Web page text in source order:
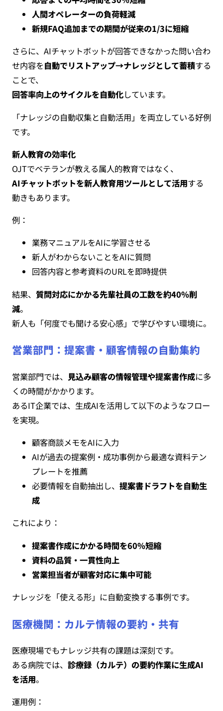
人間オペレーターの負荷軽減
新規FAQ追加までの期間が従来の1/3に短縮
さらに、AIチャットボットが回答できなかった問い合わ
せ内容を自動でリストアップ→ナレッジとして蓄積する
ことで、
回答率向上のサイクルを自動化しています。
「ナレッジの自動収集と自動活用」を両立している好例
です。
新人教育の効率化
OJTでベテランが教える属人的教育ではなく、
AIチャットボットを新人教育用ツールとして活用する
動きもあります。
例：
業務マニュアルをAIに学習させる
新人がわからないことをAIに質問
回答内容と参考資料のURLを即時提供
結果、 質問対応にかかる先輩社員の工数を約40%削
減。
新人も「何度でも聞ける安心感」で学びやすい環境に。
営業部門：提案書・顧客情報の自動集約
営業部門では、 見込み顧客の情報管理や提案書作成に多
くの時間がかかります。
あるIT企業では、生成AIを活用して以下のようなフロー
を実現。
顧客商談メモをAIに入力
AIが過去の提案例・成功事例から最適な資料テン
プレートを推薦
必要情報を自動抽出し、 提案書ドラフトを自動生
成
これにより：
提案書作成にかかる時間を60%短縮
資料の品質・一貫性向上
営業担当者が顧客対応に集中可能
ナレッジを「使える形」に自動変換する事例です。
医療機関：カルテ情報の要約・共有
医療現場でもナレッジ共有の課題は深刻です。
ある病院では、 診療録（カルテ）の要約作業に生成AI
を活用。
運用例：